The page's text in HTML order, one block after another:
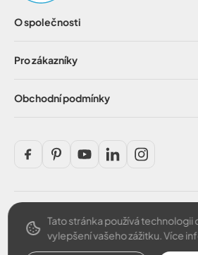
O společnosti
Pro zákazníky
Obchodní podmínky
Bezpečná platba
Tato stránka používá technologii
vylepšení vašeho zážitku.Více